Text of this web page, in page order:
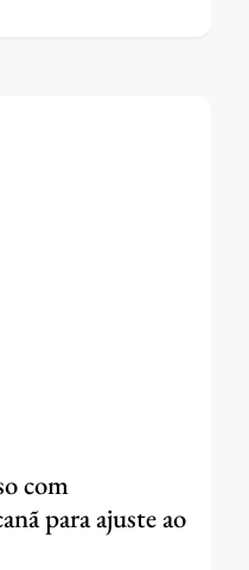
com
para ajuste ao